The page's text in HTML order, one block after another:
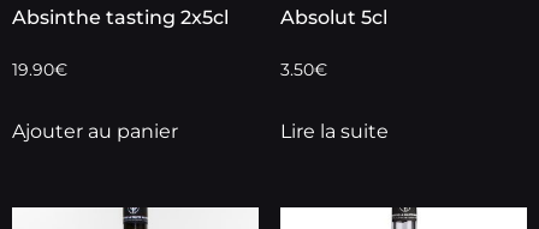
Absinthe tasting 2x5cl
19.90€
Ajouter au panier
Absolut 5cl
3.50€
Lire la suite